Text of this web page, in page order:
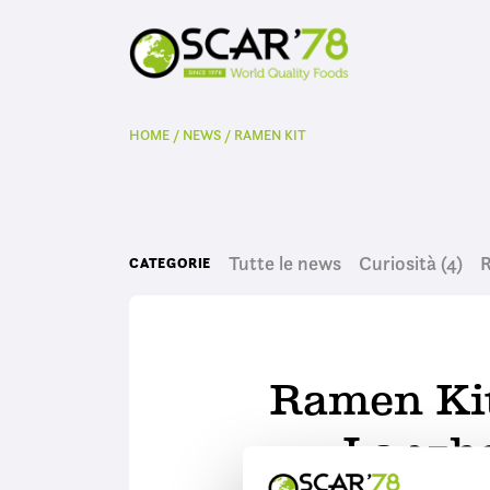
HOME / NEWS / RAMEN KIT
CATEGORIE Tutte le news Curiosità (4)
Ramen